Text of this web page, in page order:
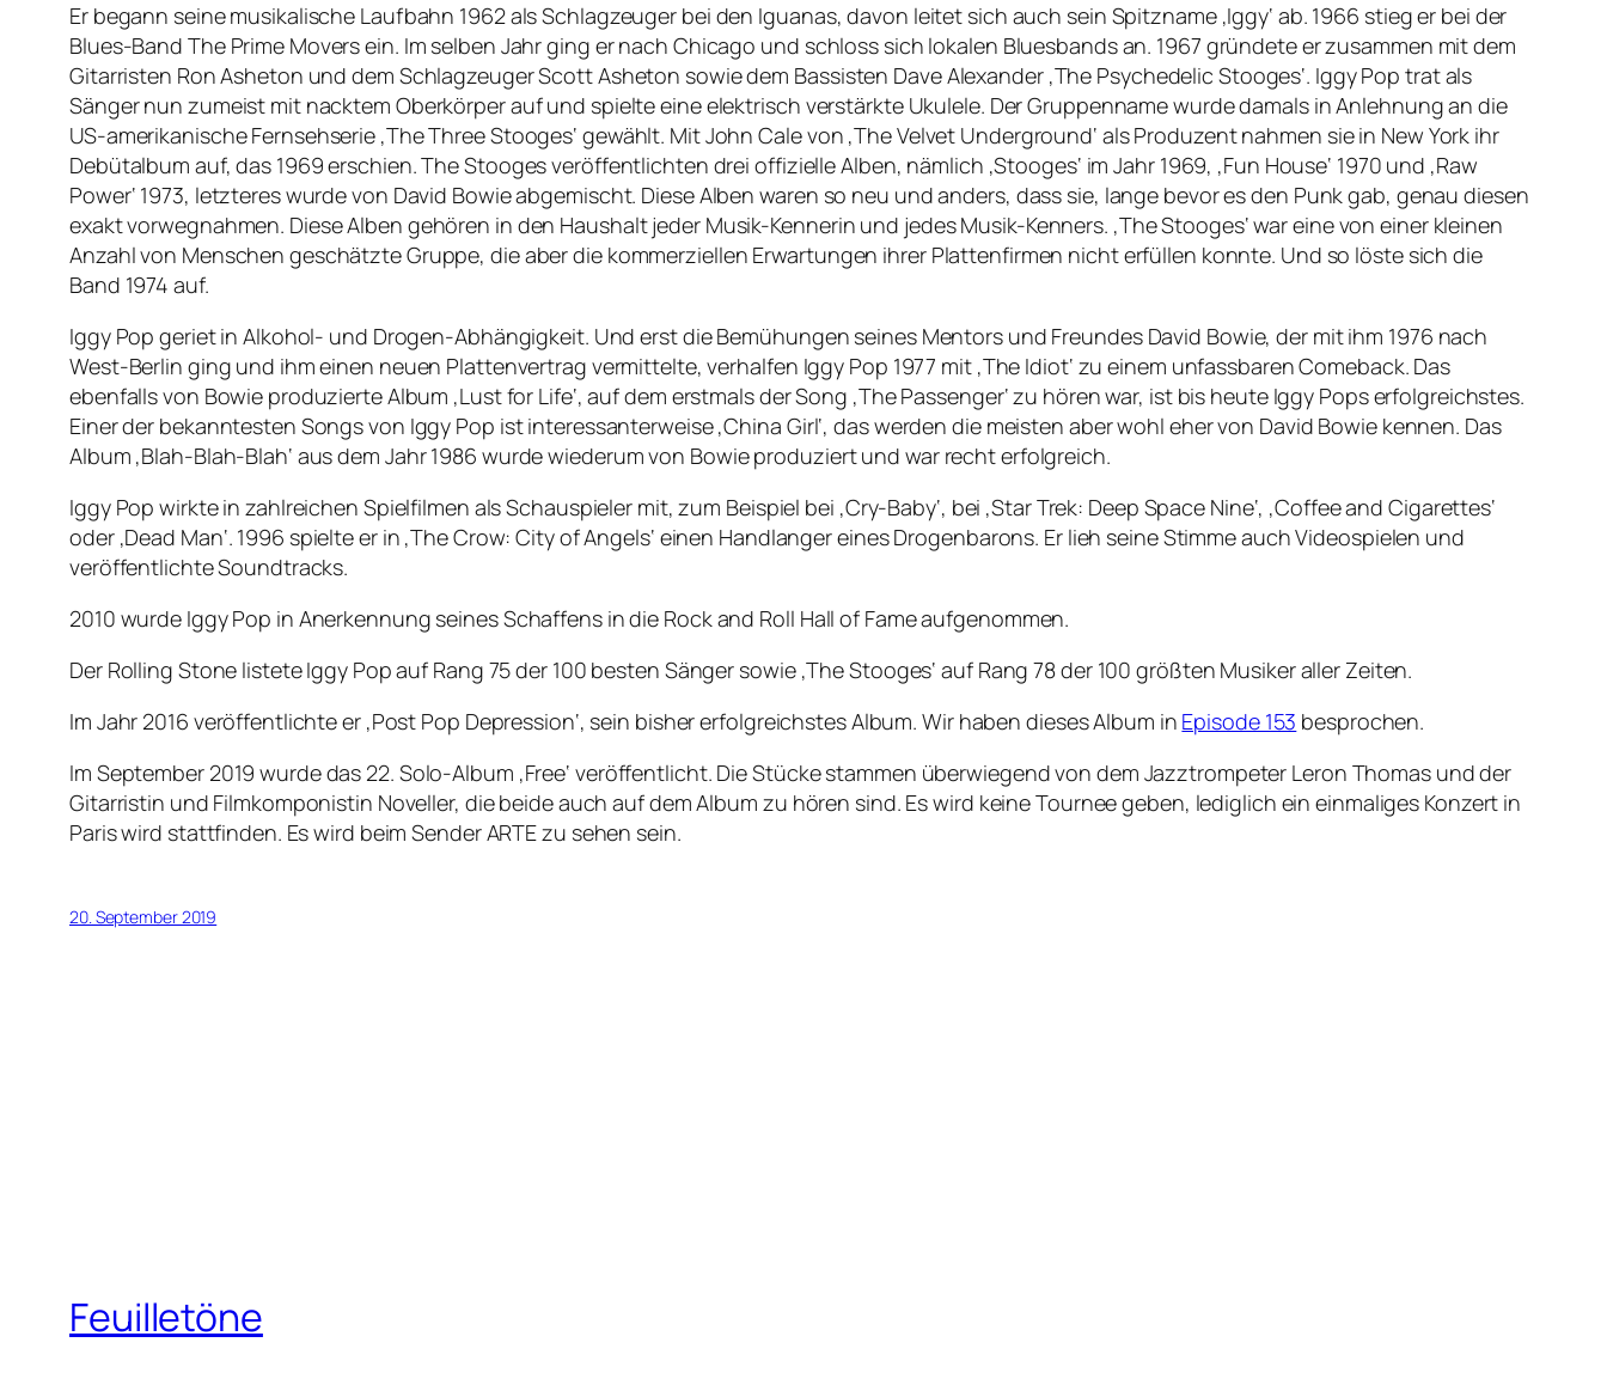
Er begann seine musikalische Laufbahn 1962 als Schlagzeuger bei den Iguanas, davon leitet sich auch sein Spitzname ‚Iggy‘ ab. 1966 stieg er bei der
Blues-Band The Prime Movers ein. Im selben Jahr ging er nach Chicago und schloss sich lokalen Bluesbands an. 1967 gründete er zusammen mit dem
Gitarristen Ron Asheton und dem Schlagzeuger Scott Asheton sowie dem Bassisten Dave Alexander ‚The Psychedelic Stooges‘. Iggy Pop trat als
Sänger nun zumeist mit nacktem Oberkörper auf und spielte eine elektrisch verstärkte Ukulele. Der Gruppenname wurde damals in Anlehnung an die
US-amerikanische Fernsehserie ‚The Three Stooges‘ gewählt. Mit John Cale von ‚The Velvet Underground‘ als Produzent nahmen sie in New York ihr
Debütalbum auf, das 1969 erschien. The Stooges veröffentlichten drei offizielle Alben, nämlich ‚Stooges‘ im Jahr 1969, ‚Fun House‘ 1970 und ‚Raw
Power‘ 1973, letzteres wurde von David Bowie abgemischt. Diese Alben waren so neu und anders, dass sie, lange bevor es den Punk gab, genau diesen
exakt vorwegnahmen. Diese Alben gehören in den Haushalt jeder Musik-Kennerin und jedes Musik-Kenners. ‚The Stooges‘ war eine von einer kleinen
Anzahl von Menschen geschätzte Gruppe, die aber die kommerziellen Erwartungen ihrer Plattenfirmen nicht erfüllen konnte. Und so löste sich die
Band 1974 auf.
Iggy Pop geriet in Alkohol- und Drogen-Abhängigkeit. Und erst die Bemühungen seines Mentors und Freundes David Bowie, der mit ihm 1976 nach
West-Berlin ging und ihm einen neuen Plattenvertrag vermittelte, verhalfen Iggy Pop 1977 mit ‚The Idiot‘ zu einem unfassbaren Comeback. Das
ebenfalls von Bowie produzierte Album ‚Lust for Life‘, auf dem erstmals der Song ‚The Passenger‘ zu hören war, ist bis heute Iggy Pops erfolgreichstes.
Einer der bekanntesten Songs von Iggy Pop ist interessanterweise ‚China Girl‘, das werden die meisten aber wohl eher von David Bowie kennen. Das
Album ‚Blah-Blah-Blah‘ aus dem Jahr 1986 wurde wiederum von Bowie produziert und war recht erfolgreich.
Iggy Pop wirkte in zahlreichen Spielfilmen als Schauspieler mit, zum Beispiel bei ‚Cry-Baby‘, bei ‚Star Trek: Deep Space Nine‘, ‚Coffee and Cigarettes‘
oder ‚Dead Man‘. 1996 spielte er in ‚The Crow: City of Angels‘ einen Handlanger eines Drogenbarons. Er lieh seine Stimme auch Videospielen und
veröffentlichte Soundtracks.
2010 wurde Iggy Pop in Anerkennung seines Schaffens in die Rock and Roll Hall of Fame aufgenommen.
Der Rolling Stone listete Iggy Pop auf Rang 75 der 100 besten Sänger sowie ‚The Stooges‘ auf Rang 78 der 100 größten Musiker aller Zeiten.
Im Jahr 2016 veröffentlichte er ‚Post Pop Depression‘, sein bisher erfolgreichstes Album. Wir haben dieses Album in Episode 153 besprochen.
Im September 2019 wurde das 22. Solo-Album ‚Free‘ veröffentlicht. Die Stücke stammen überwiegend von dem Jazztrompeter Leron Thomas und der
Gitarristin und Filmkomponistin Noveller, die beide auch auf dem Album zu hören sind. Es wird keine Tournee geben, lediglich ein einmaliges Konzert in
Paris wird stattfinden. Es wird beim Sender ARTE zu sehen sein.
20. September 2019
Feuilletöne